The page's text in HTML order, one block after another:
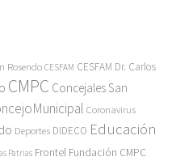
Rosendo CESFAM CESFAM Dr. Carlos
CMPC Concejales San
Coronavirus
Deportes DIDECO Educación
Patrias Frontel Fundación CMPC